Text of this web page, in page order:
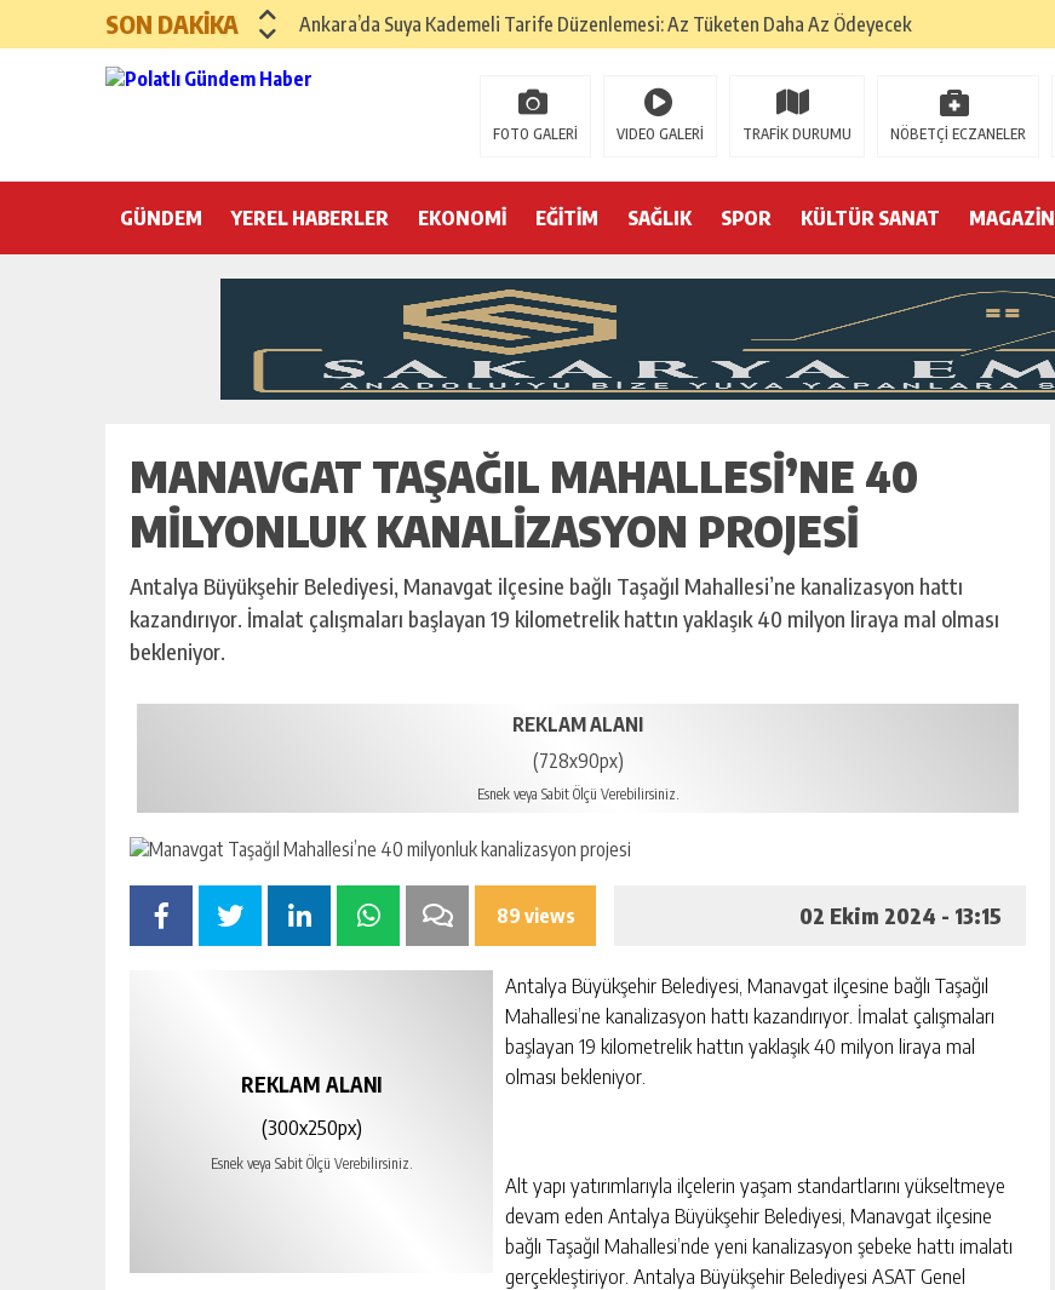
SON DAKİKA
Ankara’da Suya Kademeli Tarife Düzenlemesi: Az Tüketen Daha Az Ödeyecek
Yılın Gastronomi İlçesi Haymana
Polatlı Sakarya Köyü’nde Kırım Tatarlarının Tepreş Coşkusu
Hayri Kozanoğlu… Erdoğan’ın 3 devri
Saray makyaj tutmaz
Seçmeli demokrasi: Kimine şeker, kimine zehir
FOTO GALERİ VIDEO GALERİ TRAFİK DURUMU NÖBETÇİ ECZANELER
GÜNDEM YEREL HABERLER EKONOMİ EĞİTİM SAĞLIK SPOR KÜLTÜR SANAT MAGAZİN
MANAVGAT TAŞAĞIL MAHALLESI’NE 40
MILYONLUK KANALIZASYON PROJESI
Antalya Büyükşehir Belediyesi, Manavgat ilçesine bağlı Taşağıl Mahallesi’ne kanalizasyon hattı
kazandırıyor. İmalat çalışmaları başlayan 19 kilometrelik hattın yaklaşık 40 milyon liraya mal olması
bekleniyor.
REKLAM ALANI
(728x90px)
Esnek veya Sabit Ölçü Verebilirsiniz.
89 views 02 Ekim 2024 - 13:15
REKLAM ALANI
(300x250px)
Esnek veya Sabit Ölçü Verebilirsiniz.
Antalya Büyükşehir Belediyesi, Manavgat ilçesine bağlı Taşağıl
Mahallesi’ne kanalizasyon hattı kazandırıyor. İmalat çalışmaları
başlayan 19 kilometrelik hattın yaklaşık 40 milyon liraya mal
olması bekleniyor.
Alt yapı yatırımlarıyla ilçelerin yaşam standartlarını yükseltmeye
devam eden Antalya Büyükşehir Belediyesi, Manavgat ilçesine
bağlı Taşağıl Mahallesi’nde yeni kanalizasyon şebeke hattı imalatı
gerçekleştiriyor. Antalya Büyükşehir Belediyesi ASAT Genel